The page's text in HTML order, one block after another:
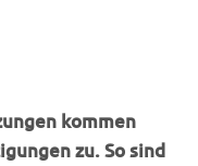
kommen
zu. So sind